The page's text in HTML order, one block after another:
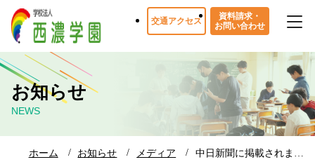
交通アクセス
資料請求・
お問い合わせ
お知らせ
NEWS
ホーム お知らせ メディア 中日新聞に掲載されま…